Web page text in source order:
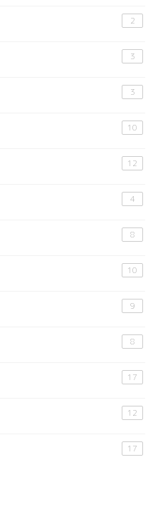
2
3
3
10
12
4
8
10
9
8
17
12
17